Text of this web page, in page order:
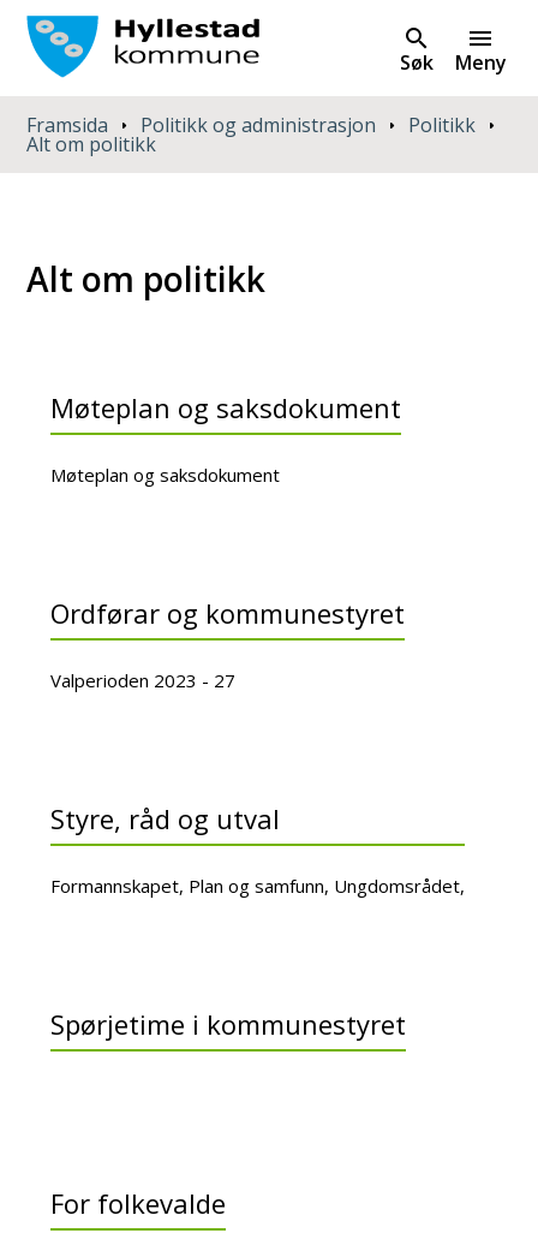
Søk Meny
Du er her:
Framsida Politikk og administrasjon Politikk
Alt om politikk
Alt om politikk
Møteplan og saksdokument
Møteplan og saksdokument
Ordførar og kommunestyret
Valperioden 2023 - 27
Styre, råd og utval
Formannskapet, Plan og samfunn, Ungdomsrådet,
Spørjetime i kommunestyret
For folkevalde